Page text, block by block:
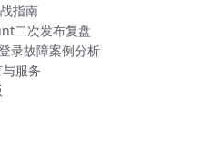
指南
二次发布复盘
录故障案例分析
服务